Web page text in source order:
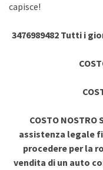
capisce!
3476989482 Tutti i
COSTO
assistenza legale
procedere per la
vendita di un auto